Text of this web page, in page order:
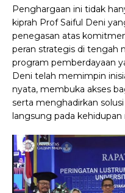
Penghargaan ini tidak
kiprah Prof Saiful Deni
penegasan atas
peran strategis di tengah
program pemberdayaan
Deni telah memimpin
nyata, membuka akses
serta menghadirkan
langsung pada kehidupan